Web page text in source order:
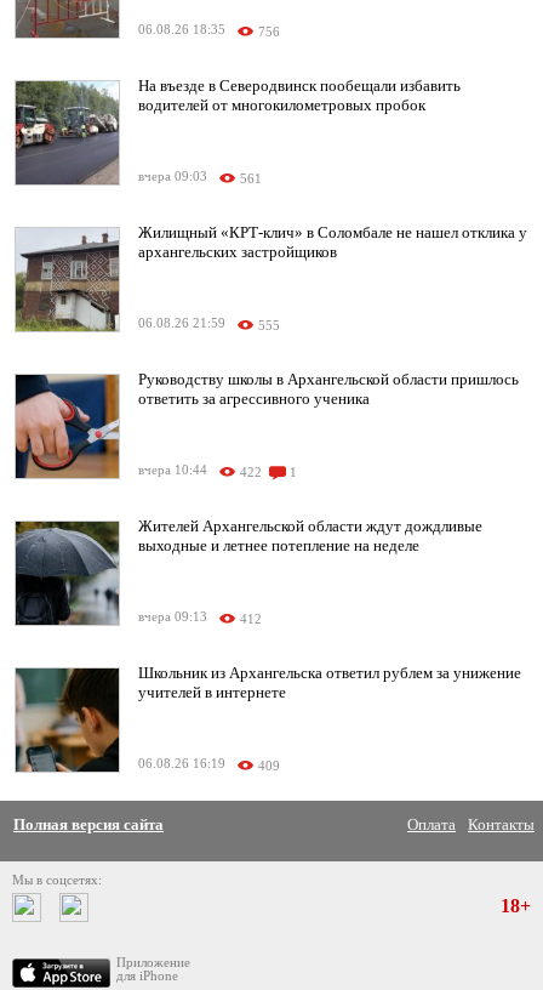
06.08.26 18:35 756
На въезде в Северодвинск пообещали избавить
водителей от многокилометровых пробок
вчера 09:03 561
Жилищный «КРТ-клич» в Соломбале не нашел отклика у
архангельских застройщиков
06.08.26 21:59 555
Руководству школы в Архангельской области пришлось
ответить за агрессивного ученика
вчера 10:44 422 1
Жителей Архангельской области ждут дождливые
выходные и летнее потепление на неделе
вчера 09:13 412
Школьник из Архангельска ответил рублем за унижение
учителей в интернете
06.08.26 16:19 409
Полная версия сайта Оплата Контакты
Мы в соцсетях:
Приложение
для iPhone
18+